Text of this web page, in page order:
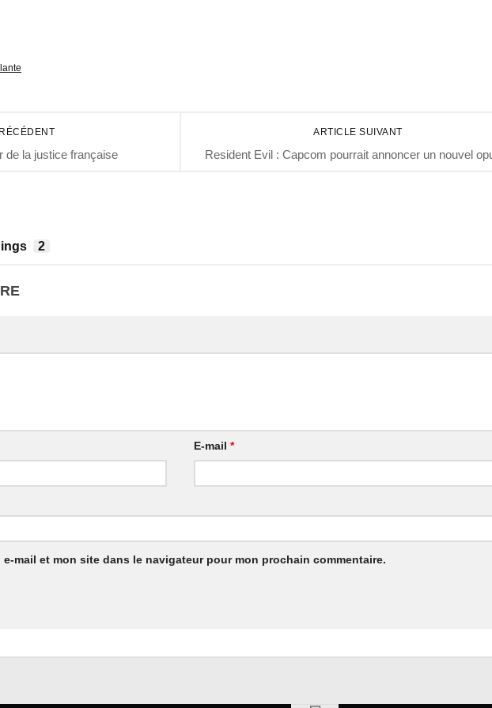
ARTICLE SUIVANT
Resident Evil : Capcom pourrait annoncer un nouvel
de la justice française
2
E-mail*
e-mail et mon site dans le navigateur pour mon prochain commentaire.